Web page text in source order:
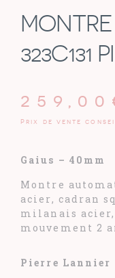
323C131
259,00
Prix de vente
Gaius – 40mm
Montre
acier, cadran
milanais acier,
mouvement 2
Pierre Lannier